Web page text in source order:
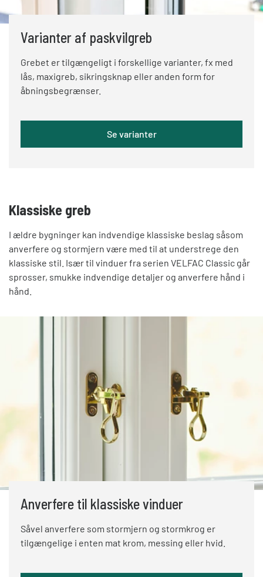
Varianter af paskvilgreb
Grebet er tilgængeligt i forskellige varianter, fx med
lås, maxigreb, sikringsknap eller anden form for
åbningsbegrænser.
Se varianter
Klassiske greb
I ældre bygninger kan indvendige klassiske beslag såsom
anverfere og stormjern være med til at understrege den
klassiske stil. Især til vinduer fra serien VELFAC Classic går
sprosser, smukke indvendige detaljer og anverfere hånd i
hånd.
Anverfere til klassiske vinduer
Såvel anverfere som stormjern og stormkrog er
tilgængelige i enten mat krom, messing eller hvid.